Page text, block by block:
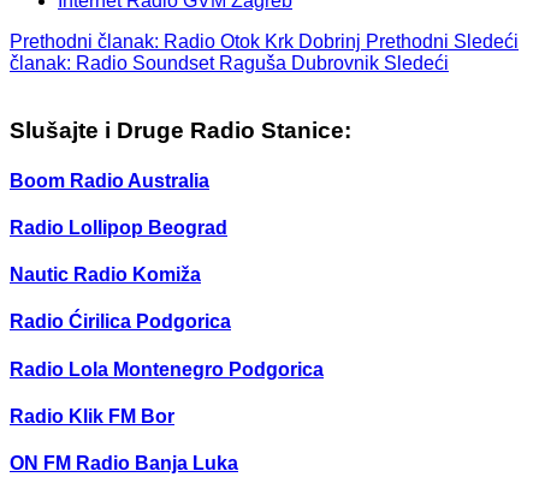
Prethodni članak: Radio Otok Krk Dobrinj Prethodni Sledeći
članak: Radio Soundset Raguša Dubrovnik Sledeći
Slušajte i Druge Radio Stanice:
Boom Radio Australia
Radio Lollipop Beograd
Nautic Radio Komiža
Radio Ćirilica Podgorica
Radio Lola Montenegro Podgorica
Radio Klik FM Bor
ON FM Radio Banja Luka